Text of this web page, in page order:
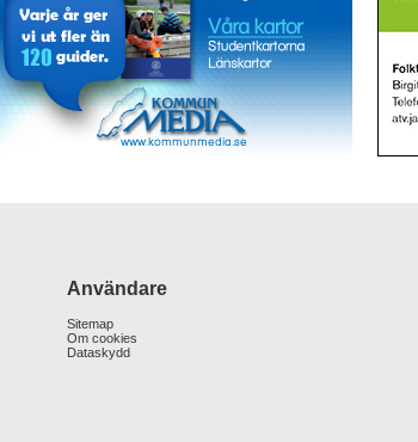
Användare
Sitemap
Om cookies
Dataskydd